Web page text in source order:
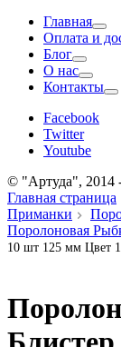
Главная
Оплата и
Блог
О нас
Контакты
Facebook
Twitter
Youtube
© "Артуда", 2014
Главная страница
Приманки
Поролоновая
10 шт 125 мм Цвет